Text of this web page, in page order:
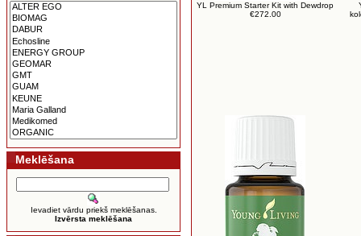
Meklēšana
Ievadiet vārdu priekš meklēšanas.
Izvērsta meklēšana
YL Premium Starter Kit with Dewdrop
€272.00